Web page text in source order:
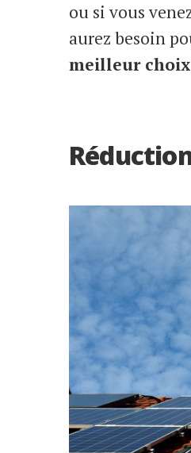
ou si vous
aurez besoin
meilleur choix